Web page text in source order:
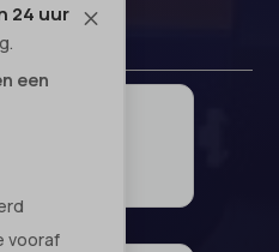
M
24 uur
een
vooraf